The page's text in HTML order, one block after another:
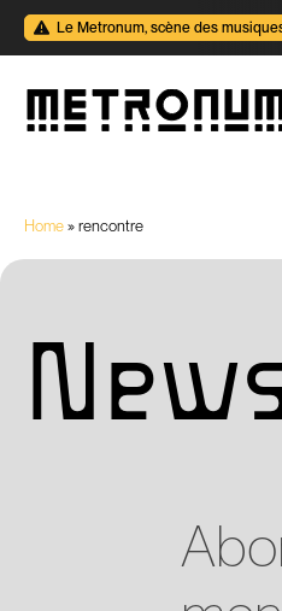
Le Metronum, scène des
Home » rencontre